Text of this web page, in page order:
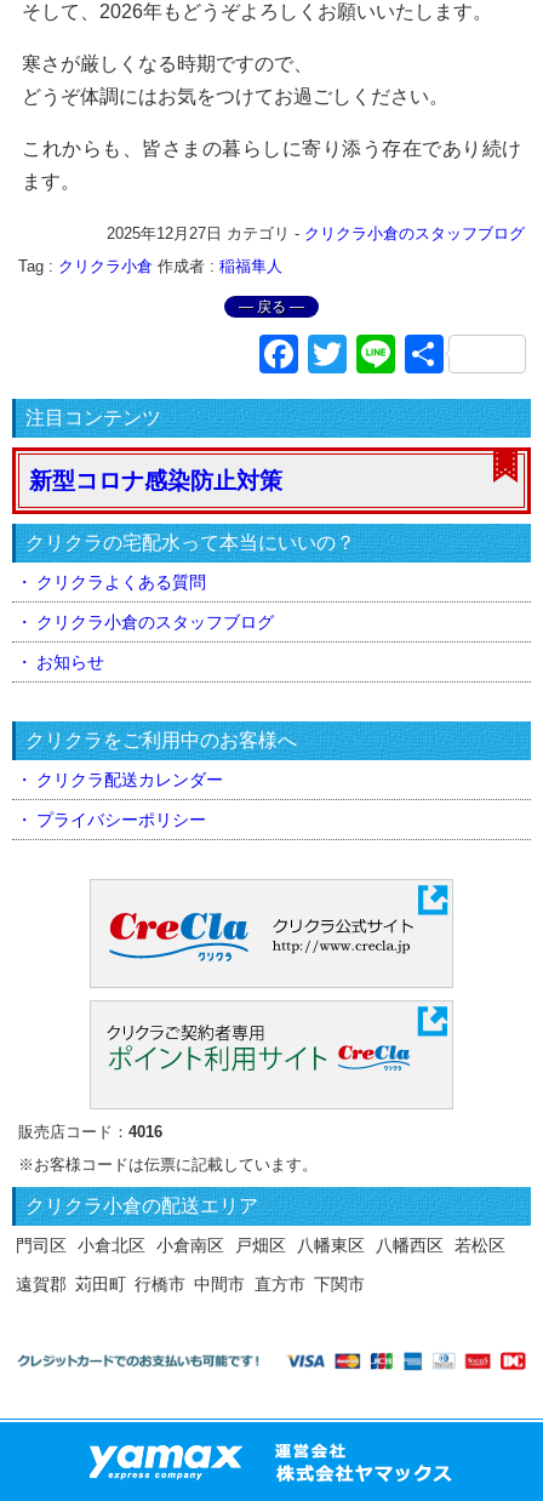
そして、2026年もどうぞよろしくお願いいたします。
寒さが厳しくなる時期ですので、
どうぞ体調にはお気をつけてお過ごしください。
これからも、皆さまの暮らしに寄り添う存在であり続け
ます。
Facebook
Twitter
Line共
有
2025年12月27日 カテゴリ - クリクラ小倉のスタッフブログ
Tag : クリクラ小倉 作成者 : 稲福隼人
― 戻る ―
注目コンテンツ
新型コロナ感染防止対策
クリクラの宅配水って本当にいいの？
クリクラよくある質問
クリクラ小倉のスタッフブログ
お知らせ
クリクラをご利用中のお客様へ
クリクラ配送カレンダー
プライバシーポリシー
販売店コード： 4016
※お客様コードは伝票に記載しています。
クリクラ小倉の配送エリア
門司区 小倉北区 小倉南区 戸畑区 八幡東区 八幡西区 若松区
遠賀郡 苅田町 行橋市 中間市 直方市 下関市